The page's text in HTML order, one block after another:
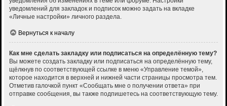
уведомлений для закладок и подписок можно задать на вкладке
«Личные настройки» личного раздела.
Вернуться к началу
Как мне сделать закладку или подписаться на определённую тему?
Вы можете создать закладку или подписаться на определённую тему,
щёлкнув по соответствующей ссылке в меню «Управление темой»,
которое находится в верхней и нижней части страницы просмотра тем.
Отметив галочкой пункт «Сообщать мне о получении ответа» при
отправке сообщения, вы также подпишетесь на соответствующую тему.